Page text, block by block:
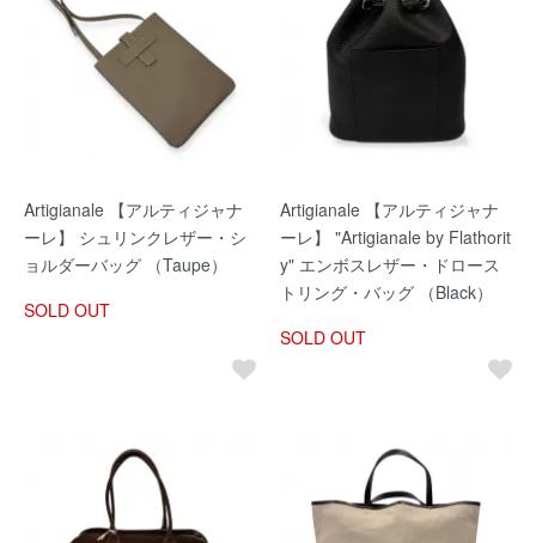
Artigianale 【アルティジャナ
ーレ】 シュリンクレザー・シ
ョルダーバッグ （Taupe）
SOLD OUT
Artigianale 【アルティジャナ
ーレ】 "Artigianale by Flathorit
y" エンボスレザー・ドロース
トリング・バッグ （Black）
SOLD OUT